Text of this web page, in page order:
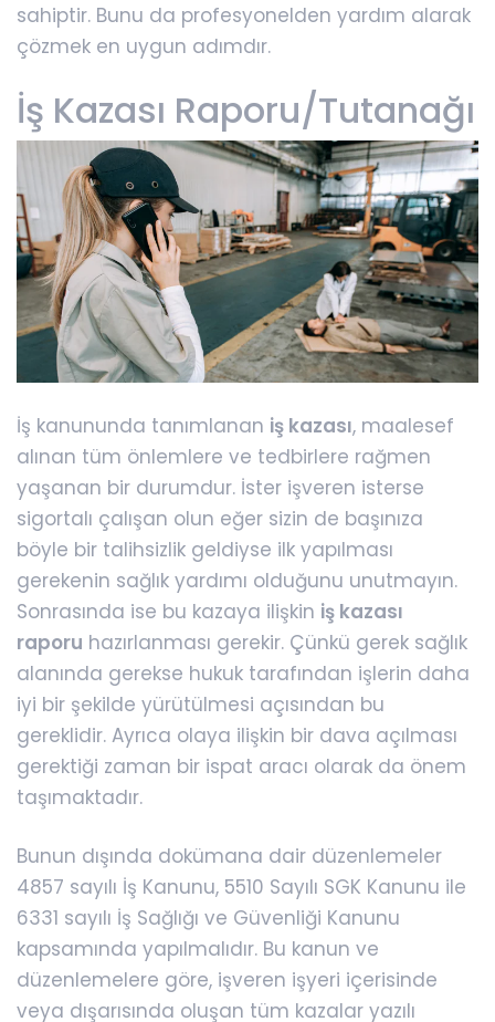
sahiptir. Bunu da profesyonelden yardım alarak
çözmek en uygun adımdır.
İş Kazası Raporu/Tutanağı
İş kanununda tanımlanan iş kazası, maalesef
alınan tüm önlemlere ve tedbirlere rağmen
yaşanan bir durumdur. İster işveren isterse
sigortalı çalışan olun eğer sizin de başınıza
böyle bir talihsizlik geldiyse ilk yapılması
gerekenin sağlık yardımı olduğunu unutmayın.
Sonrasında ise bu kazaya ilişkin iş kazası
raporu hazırlanması gerekir. Çünkü gerek sağlık
alanında gerekse hukuk tarafından işlerin daha
iyi bir şekilde yürütülmesi açısından bu
gereklidir. Ayrıca olaya ilişkin bir dava açılması
gerektiği zaman bir ispat aracı olarak da önem
taşımaktadır.
Bunun dışında dokümana dair düzenlemeler
4857 sayılı İş Kanunu, 5510 Sayılı SGK Kanunu ile
6331 sayılı İş Sağlığı ve Güvenliği Kanunu
kapsamında yapılmalıdır. Bu kanun ve
düzenlemelere göre, işveren işyeri içerisinde
veya dışarısında oluşan tüm kazalar yazılı